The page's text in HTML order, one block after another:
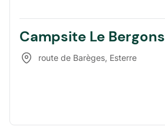
Campsite Le Bergons
route de Barèges, Esterre